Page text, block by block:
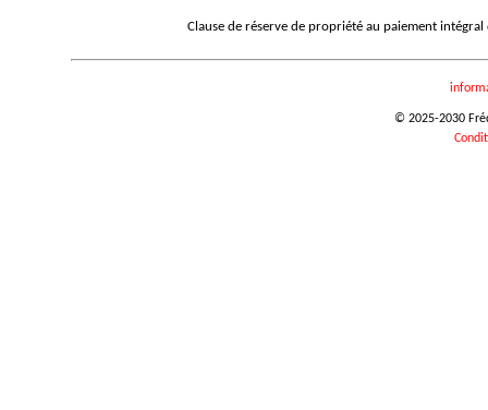
Clause de réserve de propriété au paiement
© 2025-2030